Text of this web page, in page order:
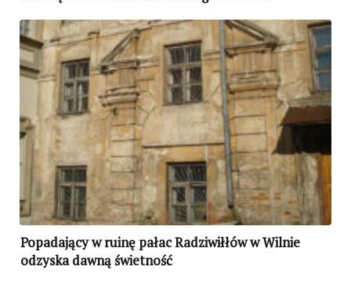
Popadający w ruinę pałac Radziwiłłów w Wilnie
odzyska dawną świetność